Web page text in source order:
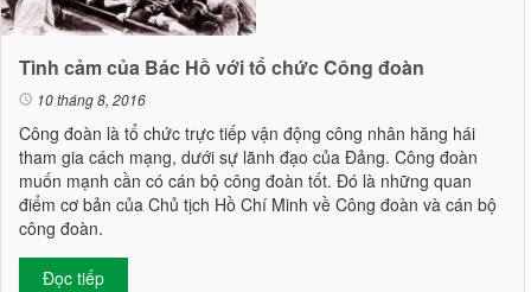
Tình cảm của Bác Hồ với tổ chức Công đoàn
10 tháng 8, 2016
Công đoàn là tổ chức trực tiếp vận động công nhân hăng hái
tham gia cách mạng, dưới sự lãnh đạo của Đảng. Công đoàn
muốn mạnh cần có cán bộ công đoàn tốt. Đó là những quan
điểm cơ bản của Chủ tịch Hồ Chí Minh về Công đoàn và cán bộ
công đoàn.
Đọc tiếp